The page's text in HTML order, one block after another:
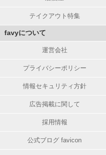
テイクアウト特集
favyについて
運営会社
プライバシーポリシー
情報セキュリティ方針
広告掲載に関して
採用情報
公式ブログ favicon